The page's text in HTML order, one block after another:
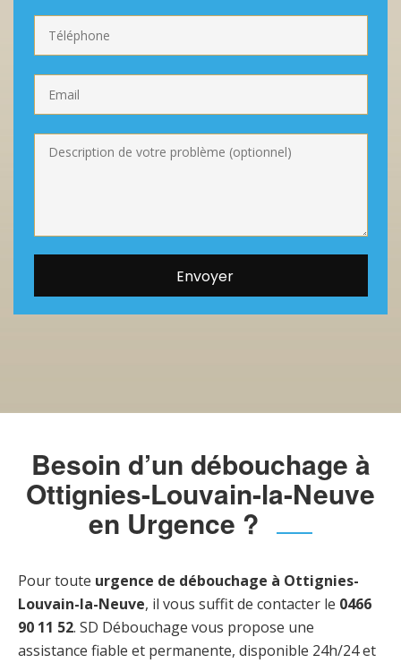
Besoin d’un débouchage à
Ottignies-Louvain-la-Neuve
en Urgence ?
Pour toute urgence de débouchage à Ottignies-
Louvain-la-Neuve, il vous suffit de contacter le 0466
90 11 52. SD Débouchage vous propose une
assistance fiable et permanente, disponible 24h/24 et